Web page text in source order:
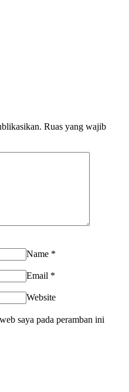
Ruas yang wajib
Name *
Email *
Website
saya pada peramban ini